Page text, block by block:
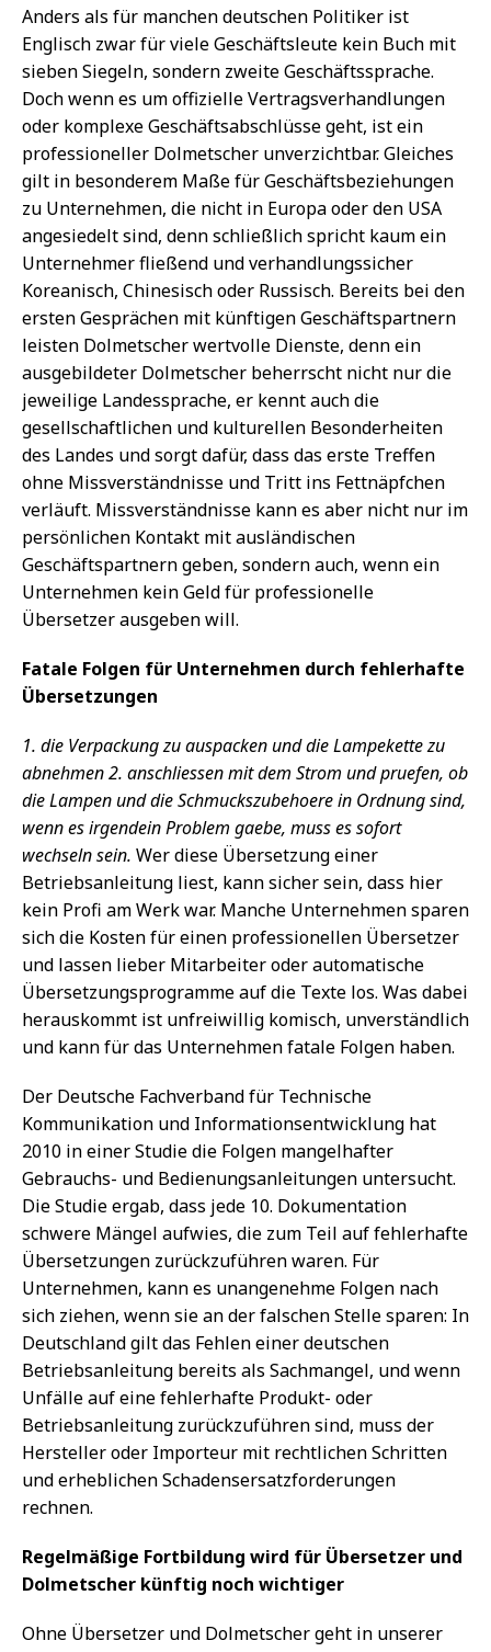
Anders als für manchen deutschen Politiker ist
Englisch zwar für viele Geschäftsleute kein Buch mit
sieben Siegeln, sondern zweite Geschäftssprache.
Doch wenn es um offizielle Vertragsverhandlungen
oder komplexe Geschäftsabschlüsse geht, ist ein
professioneller Dolmetscher unverzichtbar. Gleiches
gilt in besonderem Maße für Geschäftsbeziehungen
zu Unternehmen, die nicht in Europa oder den USA
angesiedelt sind, denn schließlich spricht kaum ein
Unternehmer fließend und verhandlungssicher
Koreanisch, Chinesisch oder Russisch. Bereits bei den
ersten Gesprächen mit künftigen Geschäftspartnern
leisten Dolmetscher wertvolle Dienste, denn ein
ausgebildeter Dolmetscher beherrscht nicht nur die
jeweilige Landessprache, er kennt auch die
gesellschaftlichen und kulturellen Besonderheiten
des Landes und sorgt dafür, dass das erste Treffen
ohne Missverständnisse und Tritt ins Fettnäpfchen
verläuft. Missverständnisse kann es aber nicht nur im
persönlichen Kontakt mit ausländischen
Geschäftspartnern geben, sondern auch, wenn ein
Unternehmen kein Geld für professionelle
Übersetzer ausgeben will.
Fatale Folgen für Unternehmen durch fehlerhafte
Übersetzungen
1. die Verpackung zu auspacken und die Lampekette zu
abnehmen 2. anschliessen mit dem Strom und pruefen, ob
die Lampen und die Schmuckszubehoere in Ordnung sind,
wenn es irgendein Problem gaebe, muss es sofort
wechseln sein. Wer diese Übersetzung einer
Betriebsanleitung liest, kann sicher sein, dass hier
kein Profi am Werk war. Manche Unternehmen sparen
sich die Kosten für einen professionellen Übersetzer
und lassen lieber Mitarbeiter oder automatische
Übersetzungsprogramme auf die Texte los. Was dabei
herauskommt ist unfreiwillig komisch, unverständlich
und kann für das Unternehmen fatale Folgen haben.
Der Deutsche Fachverband für Technische
Kommunikation und Informationsentwicklung hat
2010 in einer Studie die Folgen mangelhafter
Gebrauchs- und Bedienungsanleitungen untersucht.
Die Studie ergab, dass jede 10. Dokumentation
schwere Mängel aufwies, die zum Teil auf fehlerhafte
Übersetzungen zurückzuführen waren. Für
Unternehmen, kann es unangenehme Folgen nach
sich ziehen, wenn sie an der falschen Stelle sparen: In
Deutschland gilt das Fehlen einer deutschen
Betriebsanleitung bereits als Sachmangel, und wenn
Unfälle auf eine fehlerhafte Produkt- oder
Betriebsanleitung zurückzuführen sind, muss der
Hersteller oder Importeur mit rechtlichen Schritten
und erheblichen Schadensersatzforderungen
rechnen.
Regelmäßige Fortbildung wird für Übersetzer und
Dolmetscher künftig noch wichtiger
Ohne Übersetzer und Dolmetscher geht in unserer